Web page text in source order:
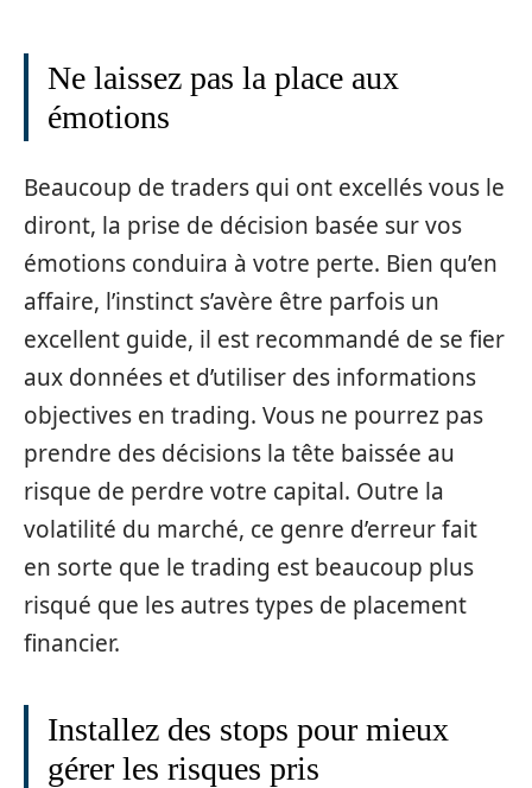
Ne laissez pas la place aux
émotions
Beaucoup de traders qui ont excellés vous le
diront, la prise de décision basée sur vos
émotions conduira à votre perte. Bien qu’en
affaire, l’instinct s’avère être parfois un
excellent guide, il est recommandé de se fier
aux données et d’utiliser des informations
objectives en trading. Vous ne pourrez pas
prendre des décisions la tête baissée au
risque de perdre votre capital. Outre la
volatilité du marché, ce genre d’erreur fait
en sorte que le trading est beaucoup plus
risqué que les autres types de placement
financier.
Installez des stops pour mieux
gérer les risques pris